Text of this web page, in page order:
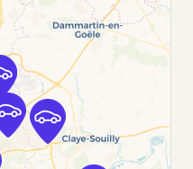
(P)